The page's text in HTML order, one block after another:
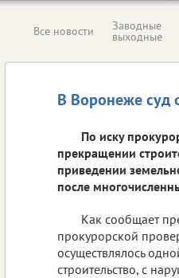
Все новости Заводные
выходные
В Воронеже суд
По иску
прекращении
приведении
после
Как сообщает
прокурорской
осуществлялось
строительство, с